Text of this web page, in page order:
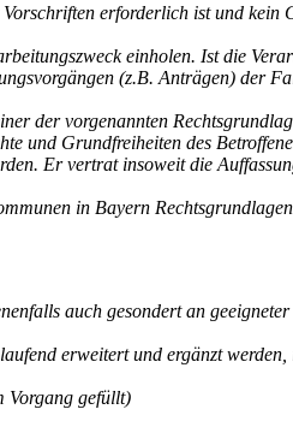
erforderlich ist und kein
einholen. Ist die
(z.B. Anträgen) der
der vorgenannten
und Grundfreiheiten des
Er vertrat insoweit die
in Bayern
auch gesondert an geeigneter
erweitert und ergänzt werden,
Vorgang gefüllt)